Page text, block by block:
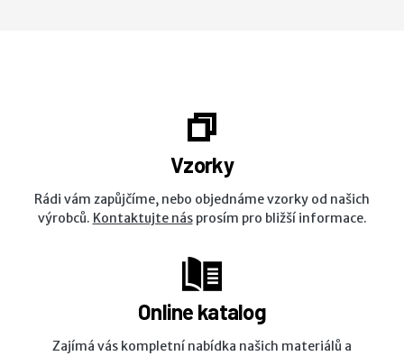
Vzorky
Rádi vám zapůjčíme, nebo objednáme vzorky od našich
výrobců. Kontaktujte násprosím pro bližší informace.
Online katalog
Zajímá vás kompletní nabídka našich materiálů a